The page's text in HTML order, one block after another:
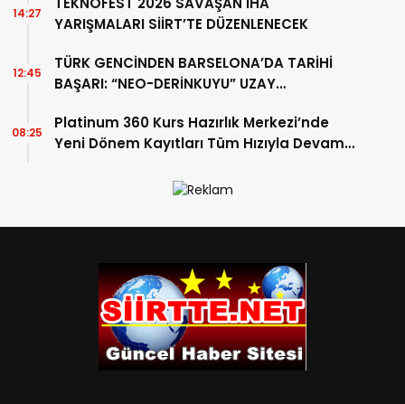
YARIŞMALARI SİİRT’TE DÜZENLENECEK
14:27
TÜRK GENCİNDEN BARSELONA’DA TARİHİ
BAŞARI: “NEO-DERİNKUYU” UZAY
12:45
Platinum 360 Kurs Hazırlık Merkezi’nde
Yeni Dönem Kayıtları Tüm Hızıyla Devam
08:25